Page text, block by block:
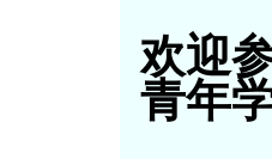
欢迎
青年